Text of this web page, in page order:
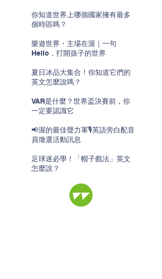
你知道世界上哪個國家擁有最多
個時區嗎？
樂遊世界・主場在渥｜一句
Hello，打開孩子的世界
夏日冰品大集合！你知道它們的
英文怎麼說嗎？
VAR是什麼？世界盃決賽前，你
一定要認識它
📢渥的最佳聲力軍🎙️英語旁白配音
員徵選活動訊息
足球迷必學！「帽子戲法」英文
怎麼說？